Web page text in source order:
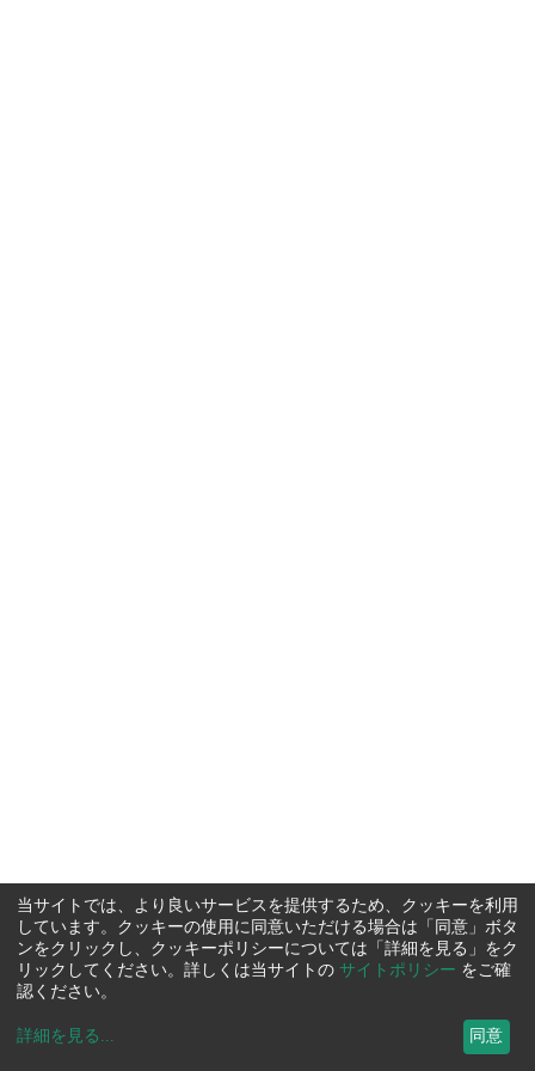
当サイトでは、より良いサービスを提供するため、クッキーを利用
しています。クッキーの使用に同意いただける場合は「同意」ボタ
ンをクリックし、クッキーポリシーについては「詳細を見る」をク
リックしてください。詳しくは当サイトの サイトポリシー をご確
認ください。
詳細を見る ... 同意